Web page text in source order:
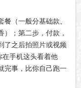
（一般分基础款、
；第二步，付款，
了之后拍照片或视频
在手机这头看着他
完事，比你自己跑一